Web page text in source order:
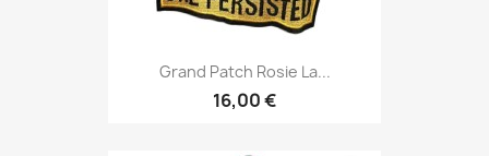
Grand Patch Rosie La...
16,00 €